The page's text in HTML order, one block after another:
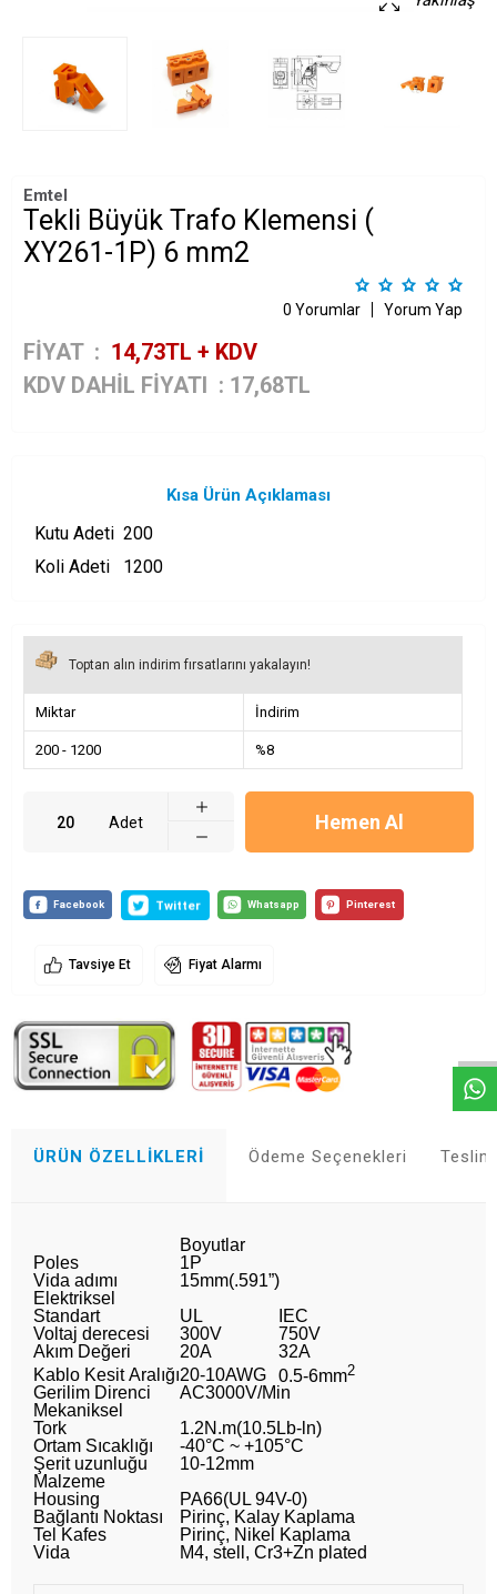
Emtel
Tekli Büyük Trafo Klemensi (
XY261-1P) 6 mm2
0 Yorumlar Yorum Yap
FİYAT : 14,73TL + KDV
KDV DAHİL FİYATI : 17,68TL
Kısa Ürün Açıklaması
Kutu Adeti 200
Koli Adeti 1200
Toptan alın indirim fırsatlarını yakalayın!
Miktar İndirim
200 - 1200 %8
Adet Hemen Al
Tavsiye Et Fiyat Alarmı
ÜRÜN ÖZELLIKLERI Ödeme Seçenekleri
Boyutlar
Poles
1P
Vida adımı
15mm(.591”)
Elektriksel
Standart
UL
IEC
Voltaj derecesi
300V
750V
Akım Değeri
20A
32A
Kablo Kesit Aralığı20-10AWG 0.5-6mm2
Gerilim Direnci
AC3000V/Min
Mekaniksel
Tork
1.2N.m(10.5Lb-ln)
Ortam Sıcaklığı
-40°C ~ +105°C
Şerit uzunluğu
10-12mm
Malzeme
Housing
PA66(UL 94V-0)
Bağlantı Noktası
Pirinç, Kalay Kaplama
Tel Kafes
Pirinç, Nikel Kaplama
Vida
M4, stell, Cr3+Zn plated